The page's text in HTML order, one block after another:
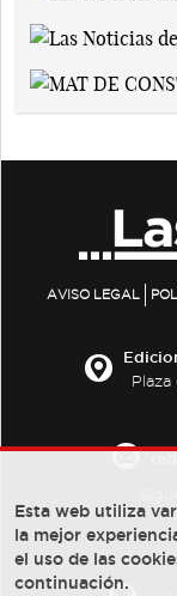
AVISO LEGAL
Plaza
Esta web utiliza
la mejor
el uso de las
continuación.